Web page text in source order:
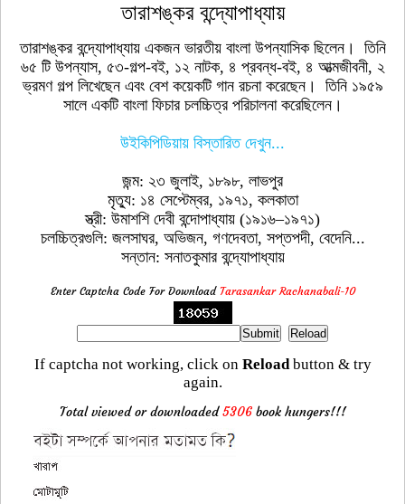
তারাশঙ্কর বন্দ্যোপাধ্যায়
তারাশঙ্কর বন্দ্যোপাধ্যায় একজন ভারতীয় বাংলা উপন্যাসিক ছিলেন। তিনি
৬৫ টি উপন্যাস, ৫৩-গল্প-বই, ১২ নাটক, ৪ প্রবন্ধ-বই, ৪ আত্মজীবনী, ২
ভ্রমণ গল্প লিখেছেন এবং বেশ কয়েকটি গান রচনা করেছেন। তিনি ১৯৫৯
সালে একটি বাংলা ফিচার চলচ্চিত্র পরিচালনা করেছিলেন।
উইকিপিডিয়ায় বিস্তারিত দেখুন...
জন্ম: ২৩ জুলাই, ১৮৯৮, লাভপুর
মৃত্যু: ১৪ সেপ্টেম্বর, ১৯৭১, কলকাতা
স্ত্রী: উমাশশি দেবী বন্দোপাধ্যায় (১৯১৬–১৯৭১)
চলচ্চিত্রগুলি: জলসাঘর, অভিজন, গণদেবতা, সপ্তপদী, বেদেনি...
সন্তান: সনাতকুমার বন্দ্যোপাধ্যায়
Enter Captcha Code For Download Tarasankar Rachanabali-10
If captcha not working, click on Reloadbutton & try
again.
Total viewed or downloaded5306book hungers!!!